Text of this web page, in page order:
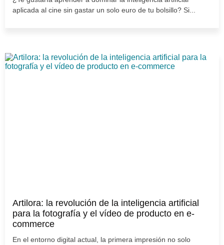
aplicada al cine sin gastar un solo euro de tu bolsillo? Si...
Artilora: la revolución de la inteligencia artificial
para la fotografía y el vídeo de producto en e-
commerce
En el entorno digital actual, la primera impresión no solo